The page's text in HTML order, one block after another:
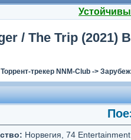
/ The Trip (2021)
Торрент-трекер NNM-Club->
Норвегия, 74 Entertainment